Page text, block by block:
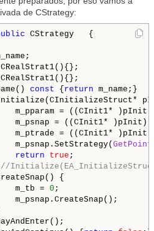
de CStrategy:
const { return m_name;}
return
true ;
//
{
= 0 ;